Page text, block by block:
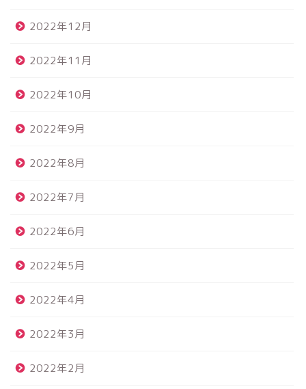
2022年12月
2022年11月
2022年10月
2022年9月
2022年8月
2022年7月
2022年6月
2022年5月
2022年4月
2022年3月
2022年2月